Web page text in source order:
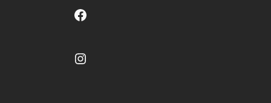
Facebook
Instagram